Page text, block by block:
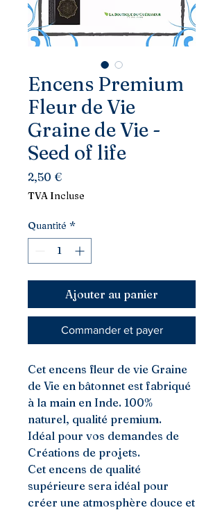
Encens Premium
Fleur de Vie
Graine de Vie -
Seed of life
2,50 €Prix
TVA Incluse
Quantité *
Ajouter au panier
Commander et payer
Cet encens fleur de vie Graine
de Vie en bâtonnet est fabriqué
à la main en Inde. 100%
naturel, qualité premium.
Idéal pour vos demandes de
Créations de projets.
Cet encens de qualité
supérieure sera idéal pour
créer une atmosphère douce et